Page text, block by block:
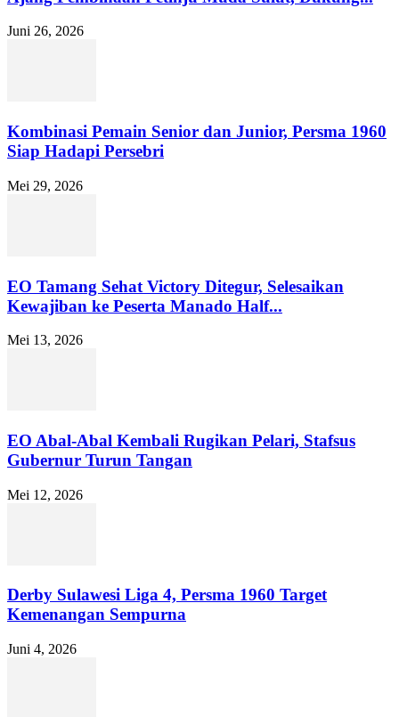
Juni 26, 2026
Kombinasi Pemain Senior dan Junior, Persma 1960
Siap Hadapi Persebri
Mei 29, 2026
EO Tamang Sehat Victory Ditegur, Selesaikan
Kewajiban ke Peserta Manado Half...
Mei 13, 2026
EO Abal-Abal Kembali Rugikan Pelari, Stafsus
Gubernur Turun Tangan
Mei 12, 2026
Derby Sulawesi Liga 4, Persma 1960 Target
Kemenangan Sempurna
Juni 4, 2026